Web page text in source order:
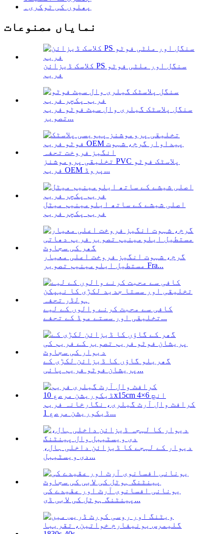
پھلوں کی ٹوکری۔
نمایاں مصنوعات
کلاسک ڈیزائن PS سنگل اور ملٹی فوٹو
فریم
سنگل پلاسٹک گیلری وال سیٹ فوٹو فریم
تصویر...
تخلیقی پروموشنز PVC پلاسٹک فوٹو
فریم OEM پروڈ...
اصلی شیشے کے ساتھ ایلومینیم میٹل
فریم پکچر فریم
گرم، شہوت انگیز فروخت اعلی معیار
مستطیل ایلومینیم تصویر Fra...
کافی سے محبت کرنے والوں کے لیے
تخلیقی اور سستے موڈ کے تحفے...
گھریلو گاؤں کا ڈیزائن لکڑی کے
پریشان فوٹو فریم پائی...
کرافٹ وال آرٹ گیلری، نگارخانہ فریم
ڈیکوریشن مرصع 1...
دیوار کے لہجے کا ڈیزائن داخلی ہال،
دی ویسٹیبل...
یونانی افسانوی آرٹ اور عقیدے کی
پینٹنگ ہوٹل کی لابی ڈی...